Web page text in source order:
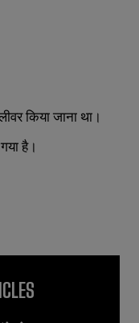
किया जाना था।
है।